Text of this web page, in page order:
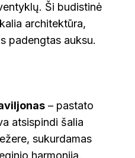
Ši budistinė
architektūra,
padengtas auksu.
– pastato
atsispindi šalia
sukurdamas